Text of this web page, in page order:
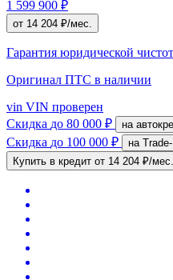
1 599 900 ₽
от 14 204 ₽/мес.
Гарантия юридической
Оригинал ПТС в наличии
vin VIN проверен
Скидка до 80 000 ₽ на
Скидка до 100 000 ₽
на
Купить в кредит от 14 204 ₽/мес.